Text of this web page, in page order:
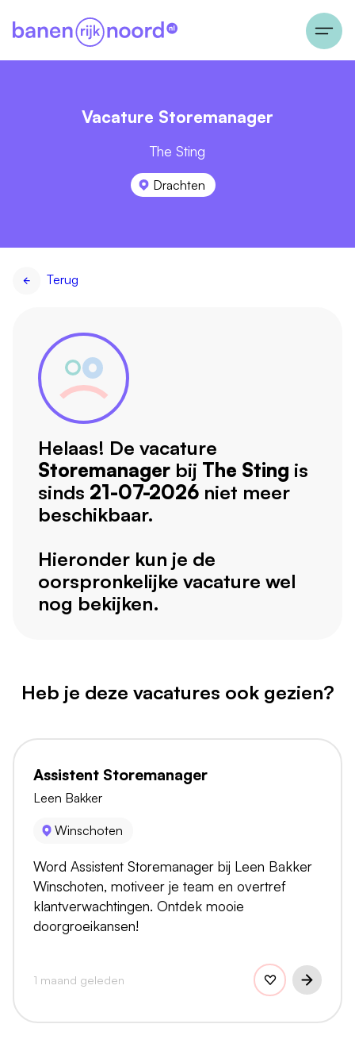
Vacature Storemanager
The Sting
Drachten
Terug
Helaas! De vacature
Storemanager bij The Sting is
sinds 21-07-2026 niet meer
beschikbaar.
Hieronder kun je de
oorspronkelijke vacature wel
nog bekijken.
Heb je deze vacatures ook gezien?
Assistent Storemanager
Leen Bakker
Winschoten
Word Assistent Storemanager bij Leen Bakker
Winschoten, motiveer je team en overtref
klantverwachtingen. Ontdek mooie
doorgroeikansen!
1 maand geleden